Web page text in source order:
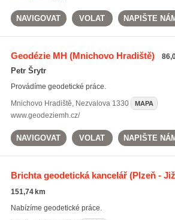
NAVIGOVAT VOLAT NAPIŠTE
Geodézie MH (Mnichovo Hradiště)
Petr Šrytr
Provádíme geodetické práce.
Mnichovo Hradiště, Nezvalova 1330 MAPA
www.geodeziemh.cz/
NAVIGOVAT VOLAT NAPIŠTE
Brichta geodetická kancelář(Plzeň -
151,74 km
Nabízíme geodetické práce.